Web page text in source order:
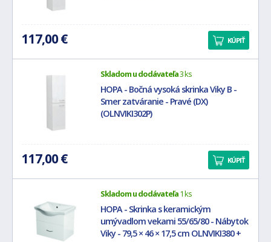
117,00 € KÚPIŤ
Skladom u dodávateľa3 ks
HOPA - Bočná vysoká skrinka Viky B -
Smer zatváranie - Pravé (DX)
(OLNVIKI302P)
117,00 € KÚPIŤ
Skladom u dodávateľa1 ks
HOPA - Skrinka s keramickým
umývadlom vekami 55/65/80 - Nábytok
Viky - 79,5 × 46 × 17,5 cm OLNVIKI380 +